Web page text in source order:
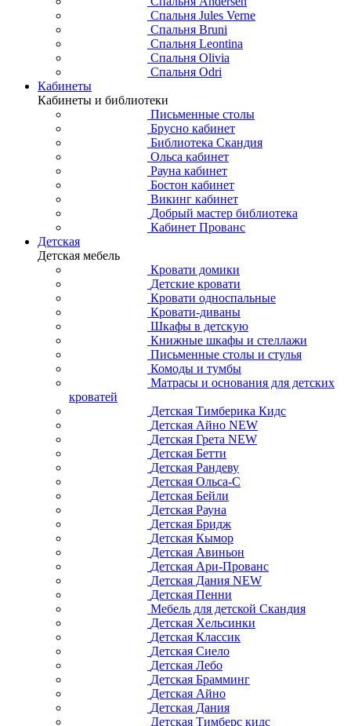
Спальня Jules Verne
Спальня Bruni
Спальня Leontina
Спальня Olivia
Спальня Odri
Кабинеты
Кабинеты и библиотеки
Письменные столы
Брусно кабинет
Библиотека Скандия
Ольса кабинет
Рауна кабинет
Бостон кабинет
Викинг кабинет
Добрый мастер библиотека
Кабинет Прованс
Детская
Детская мебель
Кровати домики
Детские кровати
Кровати односпальные
Кровати-диваны
Шкафы в детскую
Книжные шкафы и стеллажи
Письменные столы и стулья
Комоды и тумбы
Матрасы и основания для детских
кроватей
Детская Тимберика Кидс
Детская Айно NEW
Детская Грета NEW
Детская Бетти
Детская Рандеву
Детская Ольса-С
Детская Бейли
Детская Рауна
Детская Бридж
Детская Кымор
Детская Авиньон
Детская Ари-Прованс
Детская Дания NEW
Детская Пенни
Мебель для детской Скандия
Детская Хельсинки
Детская Классик
Детская Сиело
Детская Лебо
Детская Брамминг
Детская Айно
Детская Дания
Детская Тимберс кидс